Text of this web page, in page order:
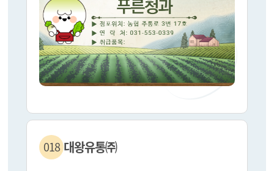
018 대왕유통㈜